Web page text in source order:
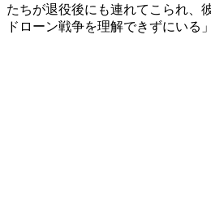
たちが退役後にも連れてこられ、
ドローン戦争を理解できずにいる